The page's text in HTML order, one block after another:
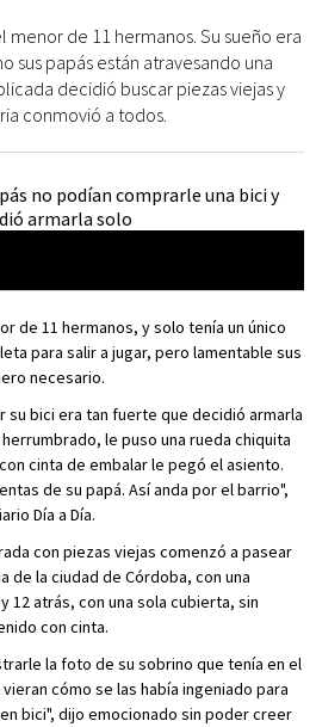
menor de 11 hermanos. Su sueño era
sus papás están atravesando una
decidió buscar piezas viejas y
conmovió a todos.
de 11 hermanos, y solo tenía un único
para salir a jugar, pero lamentable sus
necesario.
bici era tan fuerte que decidió armarla
le puso una rueda chiquita
cinta de embalar le pegó el asiento.
de su papá. Así anda por el barrio",
Día a Día.
con piezas viejas comenzó a pasear
de la ciudad de Córdoba, con una
12 atrás, con una sola cubierta, sin
con cinta.
la foto de su sobrino que tenía en el
cómo se las había ingeniado para
bici", dijo emocionado sin poder creer